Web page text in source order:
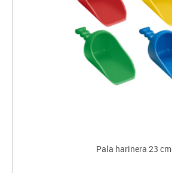
Pala harinera 23 cm